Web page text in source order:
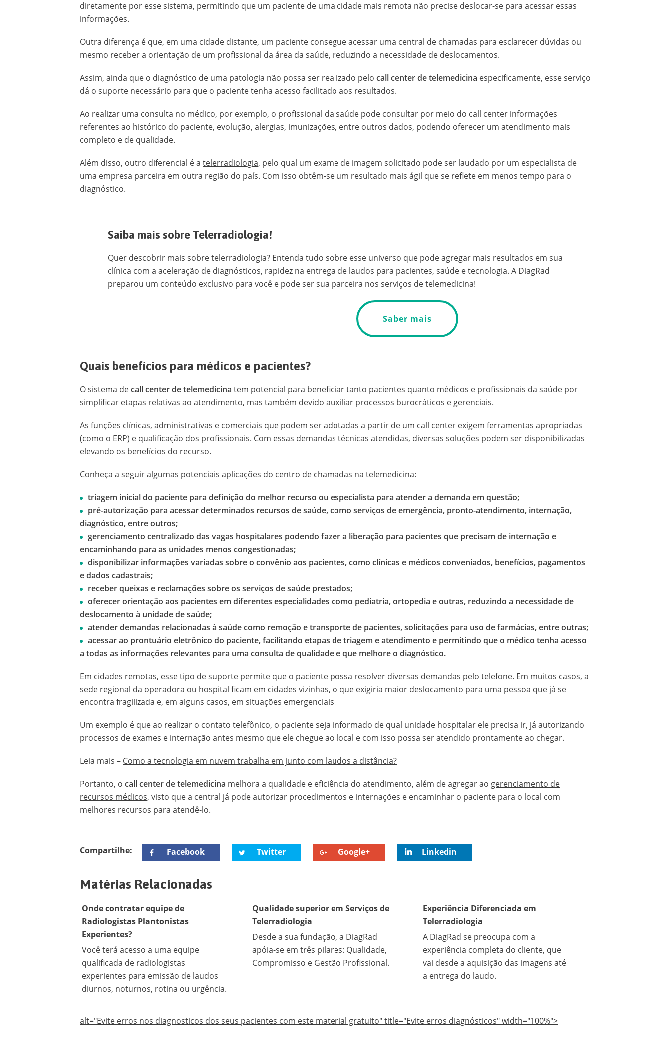
diretamente por esse sistema, permitindo que um paciente de uma cidade mais remota não precise deslocar-se para acessar essas
informações.
Outra diferença é que, em uma cidade distante, um paciente consegue acessar uma central de chamadas para esclarecer dúvidas ou
mesmo receber a orientação de um profissional da área da saúde, reduzindo a necessidade de deslocamentos.
Assim, ainda que o diagnóstico de uma patologia não possa ser realizado pelo call center de telemedicina especificamente, esse serviço
dá o suporte necessário para que o paciente tenha acesso facilitado aos resultados.
Ao realizar uma consulta no médico, por exemplo, o profissional da saúde pode consultar por meio do call center informações
referentes ao histórico do paciente, evolução, alergias, imunizações, entre outros dados, podendo oferecer um atendimento mais
completo e de qualidade.
Além disso, outro diferencial é a telerradiologia, pelo qual um exame de imagem solicitado pode ser laudado por um especialista de
uma empresa parceira em outra região do país. Com isso obtêm-se um resultado mais ágil que se reflete em menos tempo para o
diagnóstico.
Saiba mais sobre Telerradiologia!
Quer descobrir mais sobre telerradiologia? Entenda tudo sobre esse universo que pode agregar mais resultados em sua
clínica com a aceleração de diagnósticos, rapidez na entrega de laudos para pacientes, saúde e tecnologia. A DiagRad
preparou um conteúdo exclusivo para você e pode ser sua parceira nos serviços de telemedicina!
Saber mais
Quais benefícios para médicos e pacientes?
O sistema decall center de telemedicina tem potencial para beneficiar tanto pacientes quanto médicos e profissionais da saúde por
simplificar etapas relativas ao atendimento, mas também devido auxiliar processos burocráticos e gerenciais.
As funções clínicas, administrativas e comerciais que podem ser adotadas a partir de um call center exigem ferramentas apropriadas
(como o ERP) e qualificação dos profissionais. Com essas demandas técnicas atendidas, diversas soluções podem ser disponibilizadas
elevando os benefícios do recurso.
Conheça a seguir algumas potenciais aplicações do centro de chamadas na telemedicina:
triagem inicial do paciente para definição do melhor recurso ou especialista para atender a demanda em questão;
pré-autorização para acessar determinados recursos de saúde, como serviços de emergência, pronto-atendimento, internação,
diagnóstico, entre outros;
gerenciamento centralizado das vagas hospitalares podendo fazer a liberação para pacientes que precisam de internação e
encaminhando para as unidades menos congestionadas;
disponibilizar informações variadas sobre o convênio aos pacientes, como clínicas e médicos conveniados, benefícios, pagamentos
e dados cadastrais;
receber queixas e reclamações sobre os serviços de saúde prestados;
oferecer orientação aos pacientes em diferentes especialidades como pediatria, ortopedia e outras, reduzindo a necessidade de
deslocamento à unidade de saúde;
atender demandas relacionadas à saúde como remoção e transporte de pacientes, solicitações para uso de farmácias, entre outras;
acessar ao prontuário eletrônico do paciente, facilitando etapas de triagem e atendimento e permitindo que o médico tenha acesso
a todas as informações relevantes para uma consulta de qualidade e que melhore o diagnóstico.
Em cidades remotas, esse tipo de suporte permite que o paciente possa resolver diversas demandas pelo telefone. Em muitos casos, a
sede regional da operadora ou hospital ficam em cidades vizinhas, o que exigiria maior deslocamento para uma pessoa que já se
encontra fragilizada e, em alguns casos, em situações emergenciais.
Um exemplo é que ao realizar o contato telefônico, o paciente seja informado de qual unidade hospitalar ele precisa ir, já autorizando
processos de exames e internação antes mesmo que ele chegue ao local e com isso possa ser atendido prontamente ao chegar.
Leia mais – Como a tecnologia em nuvem trabalha em junto com laudos a distância?
Portanto, o call center de telemedicina melhora a qualidade e eficiência do atendimento, além de agregar ao gerenciamento de
recursos médicos, visto que a central já pode autorizar procedimentos e internações e encaminhar o paciente para o local com
melhores recursos para atendê-lo.
Compartilhe: Facebook Twitter Google+ Linkedin
Matérias Relacionadas
Onde contratar equipe de
Radiologistas Plantonistas
Experientes?
Você terá acesso a uma equipe
qualificada de radiologistas
experientes para emissão de laudos
diurnos, noturnos, rotina ou urgência.
Qualidade superior em Serviços de
Telerradiologia
Desde a sua fundação, a DiagRad
apóia-se em três pilares: Qualidade,
Compromisso e Gestão Profissional.
Experiência Diferenciada em
Telerradiologia
A DiagRad se preocupa com a
experiência completa do cliente, que
vai desde a aquisição das imagens até
a entrega do laudo.
alt="Evite erros nos diagnosticos dos seus pacientes com este material gratuito" title="Evite erros diagnósticos" width="100%">